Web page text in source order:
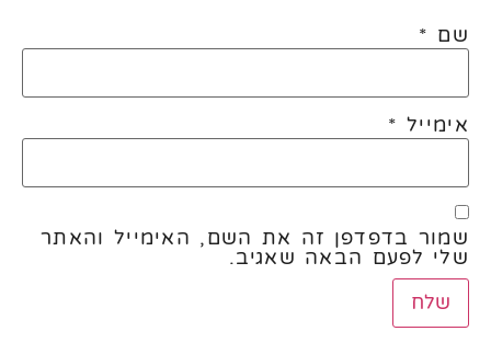
שם *
אימייל *
שמור בדפדפן זה את השם, האימייל והאתר
שלי לפעם הבאה שאגיב.